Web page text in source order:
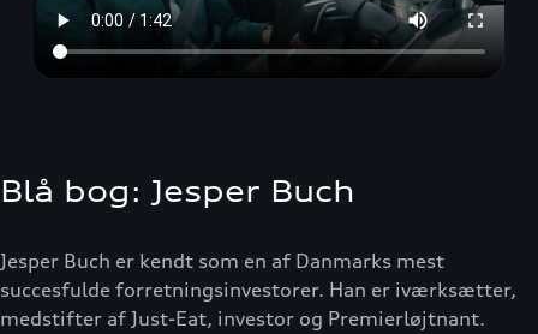
Blå bog: Jesper Buch
Jesper Buch er kendt som en af Danmarks mest
succesfulde forretningsinvestorer. Han er iværksætter,
medstifter af Just-Eat, investor og Premierløjtnant.